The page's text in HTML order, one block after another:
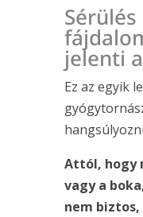
jelenti
Ez az egyik
Attól, hogy
vagy a
nem